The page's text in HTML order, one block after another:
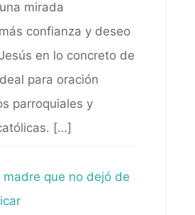
mirada
confianza y deseo
en lo concreto de
para oración
parroquiales y
[…]
madre que no dejó de